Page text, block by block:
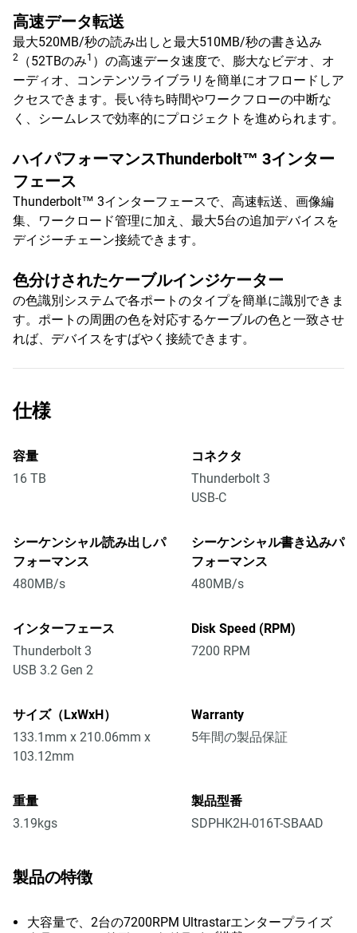
高速データ転送
最大520MB/秒の読み出しと最大510MB/秒の書き込み
2 （52TBのみ1 ）の高速データ速度で、膨大なビデオ、オ
ーディオ、コンテンツライブラリを簡単にオフロードしア
クセスできます。長い待ち時間やワークフローの中断な
く、シームレスで効率的にプロジェクトを進められます。
ハイパフォーマンスThunderbolt™ 3インター
フェース
Thunderbolt™ 3インターフェースで、高速転送、画像編
集、ワークロード管理に加え、最大5台の追加デバイスを
デイジーチェーン接続できます。
色分けされたケーブルインジケーター
の色識別システムで各ポートのタイプを簡単に識別できま
す。ポートの周囲の色を対応するケーブルの色と一致させ
れば、デバイスをすばやく接続できます。
仕様
容量
16 TB
コネクタ
Thunderbolt 3
USB-C
シーケンシャル読み出しパ
フォーマンス
480MB/s
シーケンシャル書き込みパ
フォーマンス
480MB/s
インターフェース
Thunderbolt 3
USB 3.2 Gen 2
Disk Speed (RPM)
7200 RPM
サイズ（LxWxH）
133.1mm x 210.06mm x
103.12mm
Warranty
5年間の製品保証
重量
3.19kgs
製品型番
SDPHK2H-016T-SBAAD
製品の特徴
大容量で、2台の7200RPM Ultrastarエンタープライズ